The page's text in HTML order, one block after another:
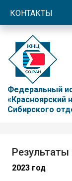
КОНТАКТЫ
Федеральный
«Красноярский
Сибирского
2023 год